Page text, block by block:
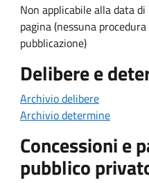
Non applicabile alla data
pagina (nessuna
pubblicazione)
Delibere e
Archivio delibere
Archivio determine
Concessioni e
pubblico